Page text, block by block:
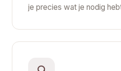
je precies wat je nodig